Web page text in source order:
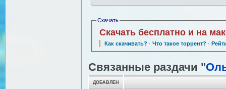
Скачать
Скачать бесплатно и на
Как скачивать? · Что такое торрент? ·
Связанные раздачи "
ДОБАВЛЕН